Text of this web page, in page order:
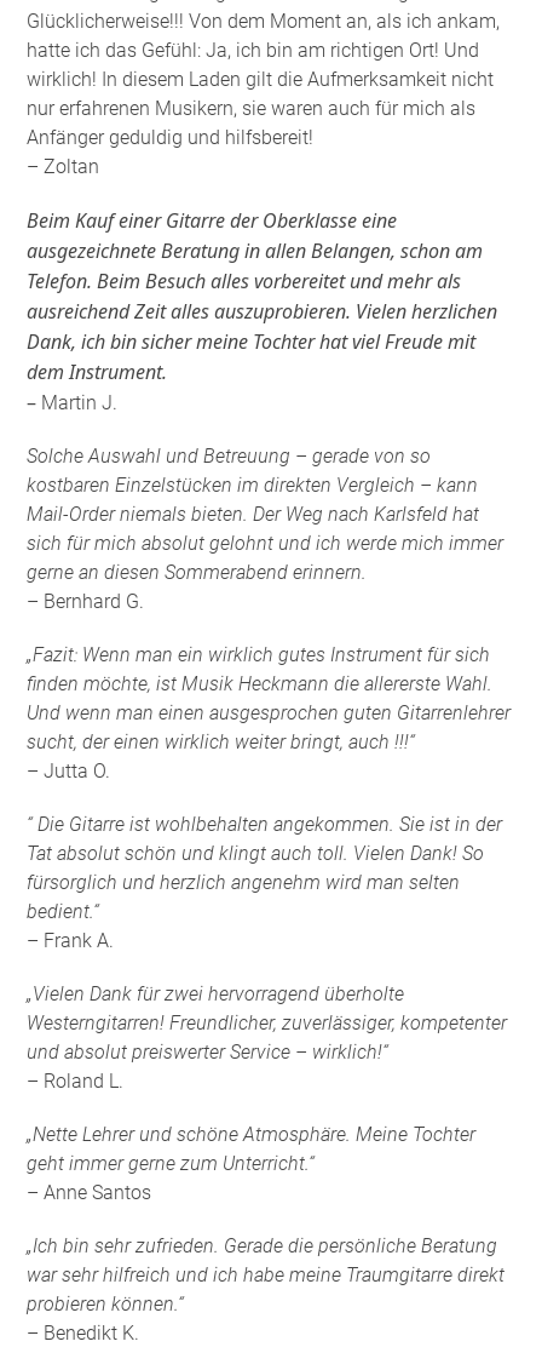
Glücklicherweise!!! Von dem Moment an, als ich ankam,
hatte ich das Gefühl: Ja, ich bin am richtigen Ort! Und
wirklich! In diesem Laden gilt die Aufmerksamkeit nicht
nur erfahrenen Musikern, sie waren auch für mich als
Anfänger geduldig und hilfsbereit!
– Zoltan
Beim Kauf einer Gitarre der Oberklasse eine
ausgezeichnete Beratung in allen Belangen, schon am
Telefon. Beim Besuch alles vorbereitet und mehr als
ausreichend Zeit alles auszuprobieren. Vielen herzlichen
Dank, ich bin sicher meine Tochter hat viel Freude mit
dem Instrument.
– Martin J.
Solche Auswahl und Betreuung – gerade von so
kostbaren Einzelstücken im direkten Vergleich – kann
Mail-Order niemals bieten. Der Weg nach Karlsfeld hat
sich für mich absolut gelohnt und ich werde mich immer
gerne an diesen Sommerabend erinnern.
– Bernhard G.
„Fazit: Wenn man ein wirklich gutes Instrument für sich
finden möchte, ist Musik Heckmann die allererste Wahl.
Und wenn man einen ausgesprochen guten Gitarrenlehrer
sucht, der einen wirklich weiter bringt, auch !!!“
– Jutta O.
“ Die Gitarre ist wohlbehalten angekommen. Sie ist in der
Tat absolut schön und klingt auch toll. Vielen Dank! So
fürsorglich und herzlich angenehm wird man selten
bedient.“
– Frank A.
„Vielen Dank für zwei hervorragend überholte
Westerngitarren! Freundlicher, zuverlässiger, kompetenter
und absolut preiswerter Service – wirklich!“
– Roland L.
„Nette Lehrer und schöne Atmosphäre. Meine Tochter
geht immer gerne zum Unterricht.“
– Anne Santos
„Ich bin sehr zufrieden. Gerade die persönliche Beratung
war sehr hilfreich und ich habe meine Traumgitarre direkt
probieren können.“
– Benedikt K.